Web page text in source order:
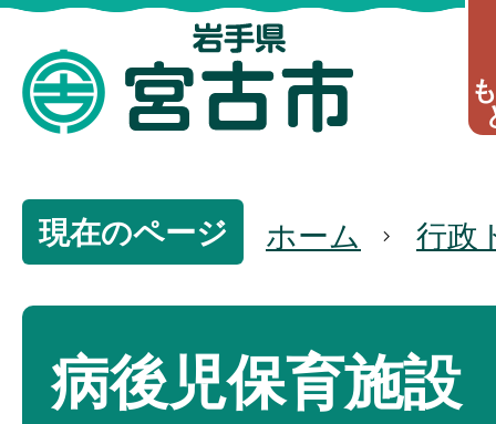
現在のページ ホーム 行政
病後児保育施設